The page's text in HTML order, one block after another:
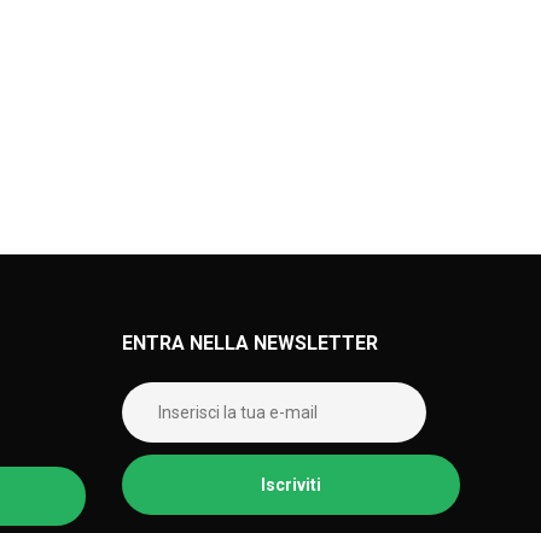
ENTRA NELLA NEWSLETTER